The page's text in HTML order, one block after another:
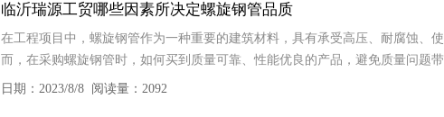
临沂瑞源工贸哪些因素所决定螺旋钢管品质
在工程项目中，螺旋钢管作为一种重要的建筑材料，具有承受高压、耐腐蚀、
而，在采购螺旋钢管时，如何买到质量可靠、性能优良的产品，避免质量问题
日期：2023/8/8 阅读量：2092